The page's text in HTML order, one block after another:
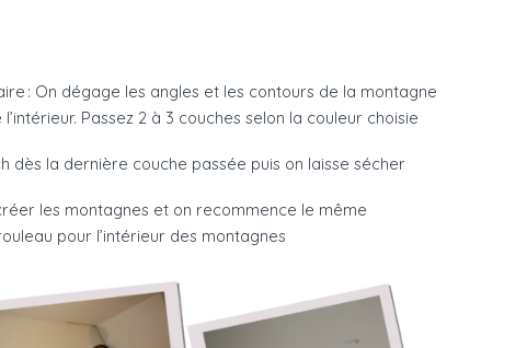
: On dégage les angles et les contours de la montagne
Passez 2 à 3 couches selon la couleur choisie
dès la dernière couche passée puis on laisse sécher
les montagnes et on recommence le même
pour l’intérieur des montagnes